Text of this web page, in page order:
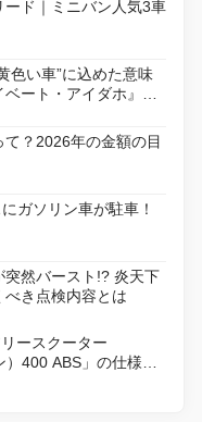
ド｜ミニバン人気3車
色い車”に込めた意味
ート・アイダホ』が
復活
？2026年の金額の目
ガソリン車が駐車！
然バースト!? 炎天下
き点検内容とは
ースクーター
400 ABS」の仕様を